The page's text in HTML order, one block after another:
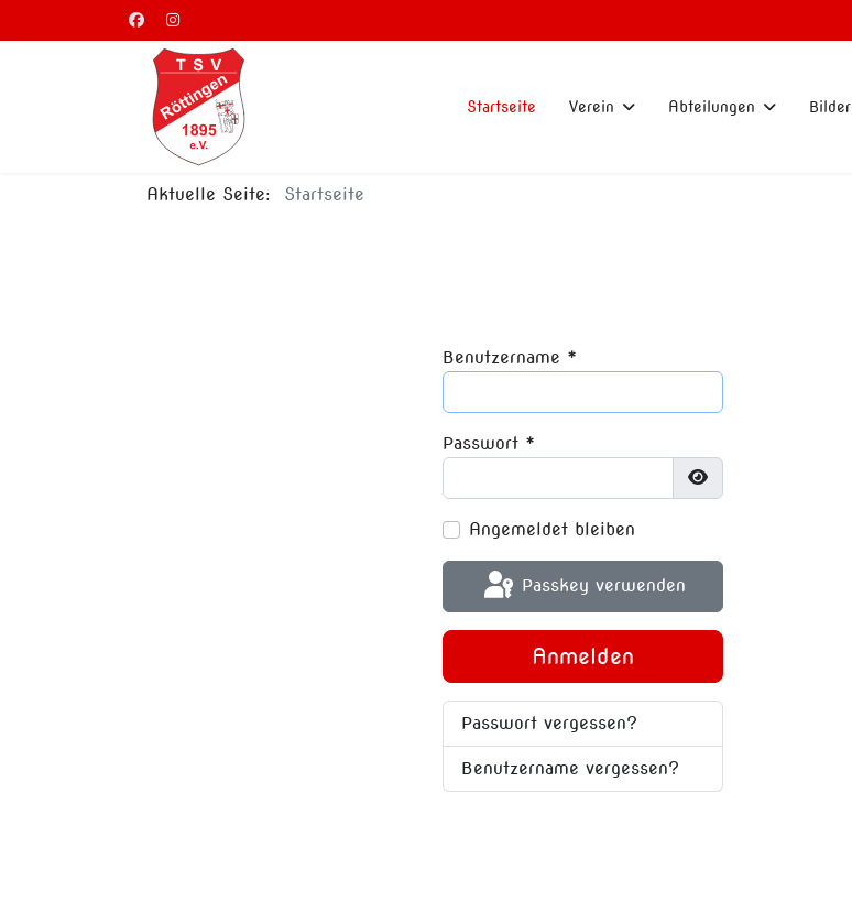
Startseite Verein Abteilungen Bilder
Aktuelle Seite: Startseite
Benutzername *
Passwort *
Passwort anzeigen
Angemeldet bleiben
Passkey verwenden
Anmelden
Passwort vergessen?
Benutzername vergessen?